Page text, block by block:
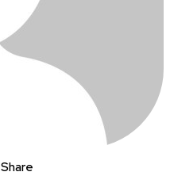
Share